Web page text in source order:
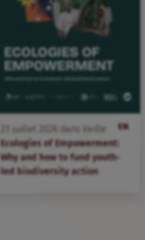
EN
juillet dans Veille
Ecologies of Empowerment:
Why and how to fund youth-
led biodiversity action